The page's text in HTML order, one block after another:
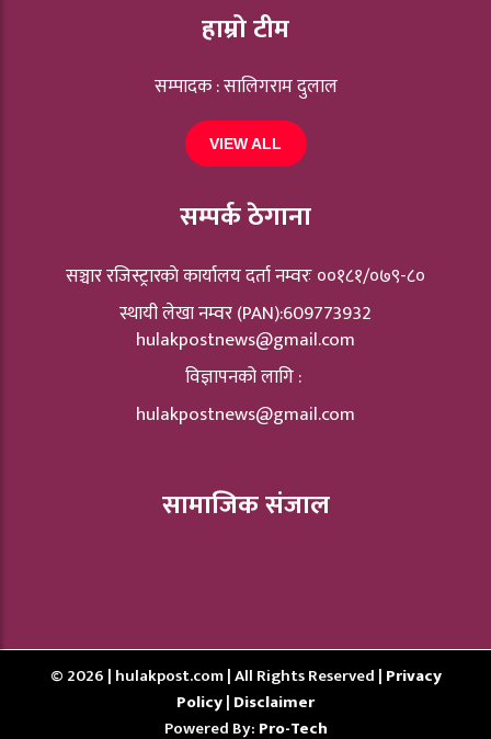
हाम्रो टीम
सम्पादक : सालिगराम दुलाल
VIEW ALL
सम्पर्क ठेगाना
सञ्चार रजिस्ट्रारकाे कार्यालय दर्ता नम्वरः ००१८१/०७९-८०
स्थायी लेखा नम्वर (PAN):609773932
hulakpostnews@gmail.com
विज्ञापनको लागि :
hulakpostnews@gmail.com
सामाजिक संजाल
© 2026 | hulakpost.com | All Rights Reserved | Privacy
Policy| Disclaimer
Powered By: Pro-Tech